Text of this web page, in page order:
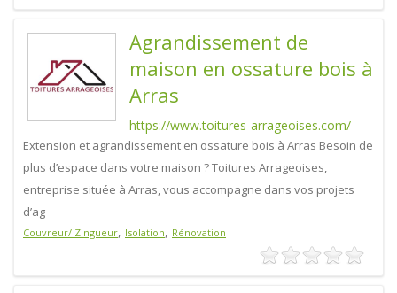
Agrandissement de
maison en ossature bois à
Arras
https://www.toitures-arrageoises.com/
Extension et agrandissement en ossature bois à Arras Besoin de
plus d’espace dans votre maison ? Toitures Arrageoises,
entreprise située à Arras, vous accompagne dans vos projets
d’ag
Couvreur/ Zingueur, Isolation, Rénovation